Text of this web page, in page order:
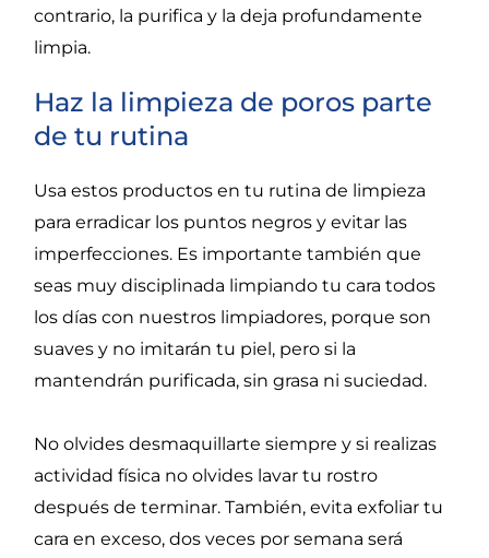
contrario, la purifica y la deja profundamente
limpia.
Haz la limpieza de poros parte
de tu rutina
Usa estos productos en tu rutina de limpieza
para erradicar los puntos negros y evitar las
imperfecciones. Es importante también que
seas muy disciplinada limpiando tu cara todos
los días con nuestros limpiadores, porque son
suaves y no imitarán tu piel, pero si la
mantendrán purificada, sin grasa ni suciedad.
No olvides desmaquillarte siempre y si realizas
actividad física no olvides lavar tu rostro
después de terminar. También, evita exfoliar tu
cara en exceso, dos veces por semana será